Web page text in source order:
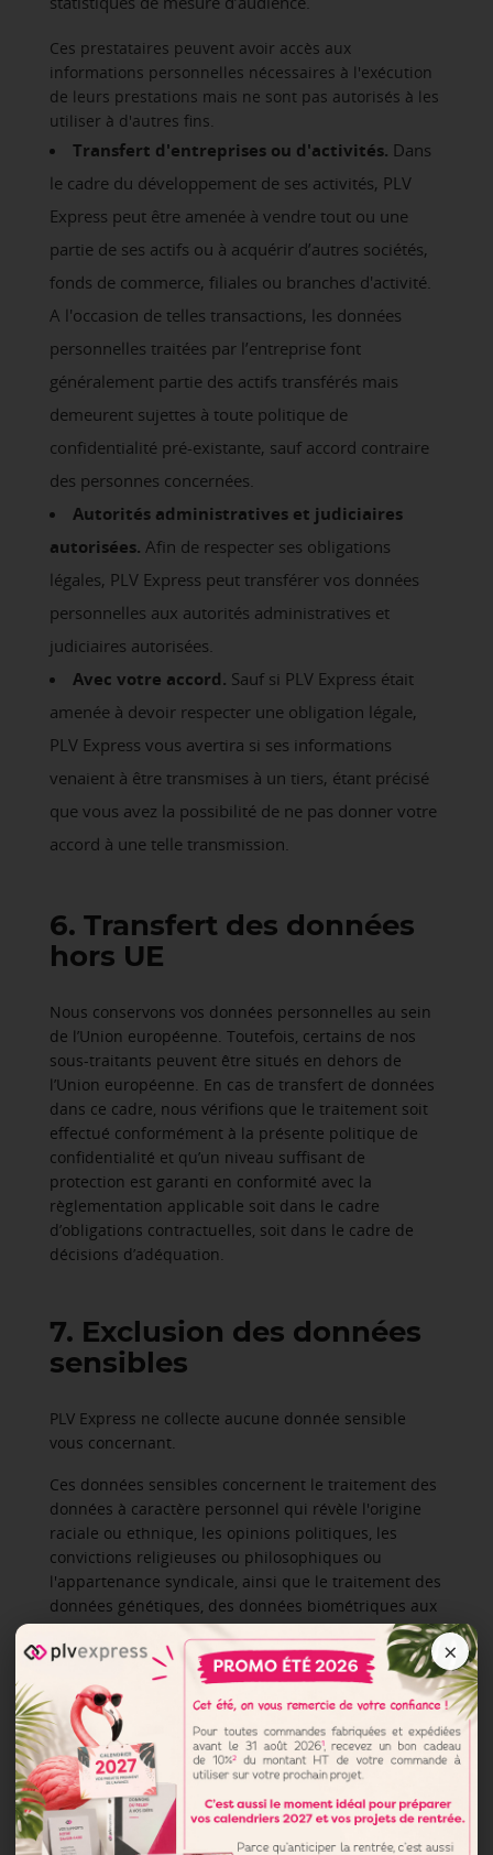
×
Ces prestataires peuvent avoir accès aux
informations personnelles nécessaires à l'exécution
de leurs prestations mais ne sont pas autorisés à les
utiliser à d'autres fins.
Transfert d'entreprises ou d'activités. Dans
le cadre du développement de ses activités, PLV
Express peut être amenée à vendre tout ou une
partie de ses actifs ou à acquérir d’autres sociétés,
fonds de commerce, filiales ou branches d'activité.
A l'occasion de telles transactions, les données
personnelles traitées par l’entreprise font
généralement partie des actifs transférés mais
demeurent sujettes à toute politique de
confidentialité pré-existante, sauf accord contraire
des personnes concernées.
Autorités administratives et judiciaires
autorisées. Afin de respecter ses obligations
légales, PLV Express peut transférer vos données
personnelles aux autorités administratives et
judiciaires autorisées.
Avec votre accord. Sauf si PLV Express était
amenée à devoir respecter une obligation légale,
PLV Express vous avertira si ses informations
venaient à être transmises à un tiers, étant précisé
que vous avez la possibilité de ne pas donner votre
accord à une telle transmission.
6. Transfert des données
hors UE
Nous conservons vos données personnelles au sein
de l’Union européenne. Toutefois, certains de nos
sous-traitants peuvent être situés en dehors de
l’Union européenne. En cas de transfert de données
dans ce cadre, nous vérifions que le traitement soit
effectué conformément à la présente politique de
confidentialité et qu’un niveau suffisant de
protection est garanti en conformité avec la
règlementation applicable soit dans le cadre
d’obligations contractuelles, soit dans le cadre de
décisions d’adéquation.
7. Exclusion des données
sensibles
PLV Express ne collecte aucune donnée sensible
vous concernant.
Ces données sensibles concernent le traitement des
données à caractère personnel qui révèle l'origine
raciale ou ethnique, les opinions politiques, les
convictions religieuses ou philosophiques ou
l'appartenance syndicale, ainsi que le traitement des
données génétiques, des données biométriques aux
fins d'identifier une personne physique de manière
unique, des données concernant la santé ou des
données concernant la vie sexuelle ou l'orientation
sexuelle.
Si de telles données étaient fournies à PLV Express, il
convient de nous contacter par e-mail à l’adresse
suivante :contact@plv-express.fr
supprimées.